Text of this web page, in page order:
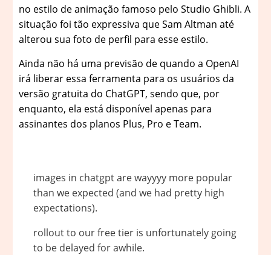
no estilo de animação famoso pelo Studio Ghibli. A
situação foi tão expressiva que Sam Altman até
alterou sua foto de perfil para esse estilo.
Ainda não há uma previsão de quando a OpenAI
irá liberar essa ferramenta para os usuários da
versão gratuita do ChatGPT, sendo que, por
enquanto, ela está disponível apenas para
assinantes dos planos Plus, Pro e Team.
images in chatgpt are wayyyy more popular
than we expected (and we had pretty high
expectations).
rollout to our free tier is unfortunately going
to be delayed for awhile.